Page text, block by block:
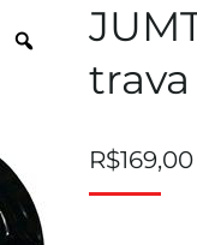
R$169,00